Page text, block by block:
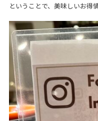
ということで、美味しいお得